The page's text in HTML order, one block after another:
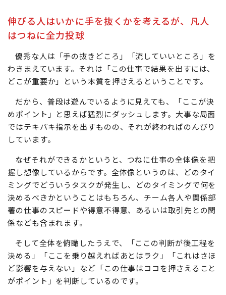
伸びる人はいかに手を抜くかを考えるが、凡人
はつねに全力投球
優秀な人は「手の抜きどころ」「流していいところ」を
わきまえています。それは「この仕事で結果を出すには、
どこが重要か」という本質を押さえるということです。
だから、普段は遊んでいるように見えても、「ここが決
めポイント」と思えば猛烈にダッシュします。大事な局面
ではテキパキ指示を出すものの、それが終わればのんびり
しています。
なぜそれができるかというと、つねに仕事の全体像を把
握し想像しているからです。全体像というのは、どのタイ
ミングでどういうタスクが発生し、どのタイミングで何を
決めるべきかということはもちろん、チーム各人や関係部
署の仕事のスピードや得意不得意、あるいは取引先との関
係なども含まれます。
そして全体を俯瞰したうえで、「ここの判断が後工程を
決める」「ここを乗り越えればあとはラク」「これはさほ
ど影響を与えない」など「この仕事はココを押さえること
がポイント」を判断しているのです。